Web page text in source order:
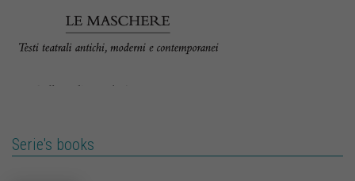
Serie's books